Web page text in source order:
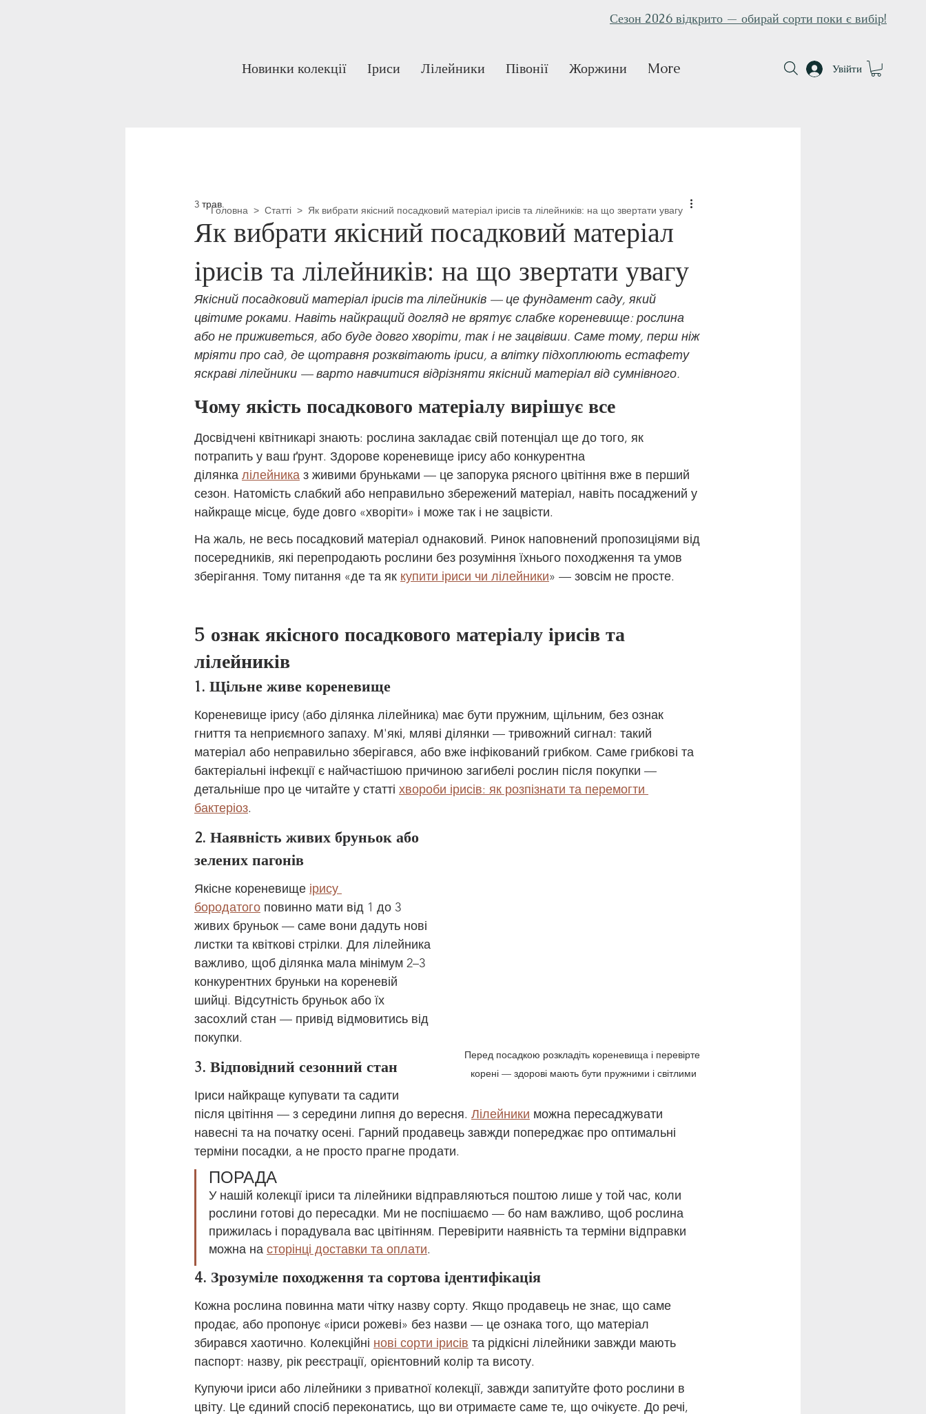
Сезон 2026 відкрито — обирай сорти поки є вибір!
Увійти
Новинки колекції Іриси Лілейники Півонії Жоржини More
Як вибрати якісний посадковий матеріал
ірисів та лілейників: на що звертати увагу
3 трав.
Якісний посадковий матеріал ірисів та лілейників — це фундамент саду, який
цвітиме роками. Навіть найкращий догляд не врятує слабке кореневище: рослина
або не приживеться, або буде довго хворіти, так і не зацвівши. Саме тому, перш ніж
мріяти про сад, де щотравня розквітають іриси, а влітку підхоплюють естафету
яскраві лілейники — варто навчитися відрізняти якісний матеріал від сумнівного.
Чому якість посадкового матеріалу вирішує все
Досвідчені квітникарі знають: рослина закладає свій потенціал ще до того, як
потрапить у ваш ґрунт. Здорове кореневище ірису або конкурентна
ділянка лілейника з живими бруньками — це запорука рясного цвітіння вже в перший
сезон. Натомість слабкий або неправильно збережений матеріал, навіть посаджений у
найкраще місце, буде довго «хворіти» і може так і не зацвісти.
На жаль, не весь посадковий матеріал однаковий. Ринок наповнений пропозиціями від
посередників, які перепродають рослини без розуміння їхнього походження та умов
зберігання. Тому питання «де та як купити іриси чи лілейники» — зовсім не просте.
5 ознак якісного посадкового матеріалу ірисів та
лілейників
1. Щільне живе кореневище
Кореневище ірису (або ділянка лілейника) має бути пружним, щільним, без ознак
гниття та неприємного запаху. М'які, мляві ділянки — тривожний сигнал: такий
матеріал або неправильно зберігався, або вже інфікований грибком. Саме грибкові та
бактеріальні інфекції є найчастішою причиною загибелі рослин після покупки —
детальніше про це читайте у статті хвороби ірисів: як розпізнати та перемогти
бактеріоз.
Перед посадкою розкладіть кореневища і перевірте
корені — здорові мають бути пружними і світлими
2. Наявність живих бруньок або
зелених пагонів
Якісне кореневище ірису
бородатого повинно мати від 1 до 3
живих бруньок — саме вони дадуть нові
листки та квіткові стрілки. Для лілейника
важливо, щоб ділянка мала мінімум 2–3
конкурентних бруньки на кореневій
шийці. Відсутність бруньок або їх
засохлий стан — привід відмовитись від
покупки.
3. Відповідний сезонний стан
Іриси найкраще купувати та садити
після цвітіння — з середини липня до вересня. Лілейники можна пересаджувати
навесні та на початку осені. Гарний продавець завжди попереджає про оптимальні
терміни посадки, а не просто прагне продати.
ПОРАДА
У нашій колекції іриси та лілейники відправляються поштою лише у той час, коли
рослини готові до пересадки. Ми не поспішаємо — бо нам важливо, щоб рослина
прижилась і порадувала вас цвітінням. Перевірити наявність та терміни відправки
можна на сторінці доставки та оплати.
4. Зрозуміле походження та сортова ідентифікація
Кожна рослина повинна мати чітку назву сорту. Якщо продавець не знає, що саме
продає, або пропонує «іриси рожеві» без назви — це ознака того, що матеріал
збирався хаотично. Колекційні нові сорти ірисів та рідкісні лілейники завжди мають
паспорт: назву, рік реєстрації, орієнтовний колір та висоту.
Купуючи іриси або лілейники з приватної колекції, завжди запитуйте фото рослини в
цвіту. Це єдиний спосіб переконатись, що ви отримаєте саме те, що очікуєте. До речі,
Головна > Статті > Як вибрати якісний посадковий матеріал ірисів та лілейників: на що звертати увагу